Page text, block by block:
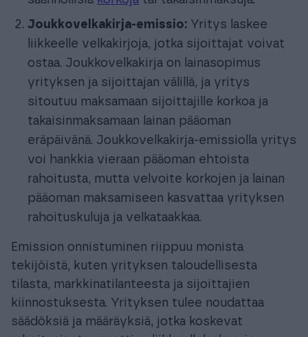
Joukkovelkakirja-emissio: Yritys laskee
liikkeelle velkakirjoja, jotka sijoittajat voivat
ostaa. Joukkovelkakirja on lainasopimus
yrityksen ja sijoittajan välillä, ja yritys
sitoutuu maksamaan sijoittajille korkoa ja
takaisinmaksamaan lainan pääoman
eräpäivänä. Joukkovelkakirja-emissiolla yritys
voi hankkia vieraan pääoman ehtoista
rahoitusta, mutta velvoite korkojen ja lainan
pääoman maksamiseen kasvattaa yrityksen
rahoituskuluja ja velkataakkaa.
Emission onnistuminen riippuu monista
tekijöistä, kuten yrityksen taloudellisesta
tilasta, markkinatilanteesta ja sijoittajien
kiinnostuksesta. Yrityksen tulee noudattaa
säädöksiä ja määräyksiä, jotka koskevat